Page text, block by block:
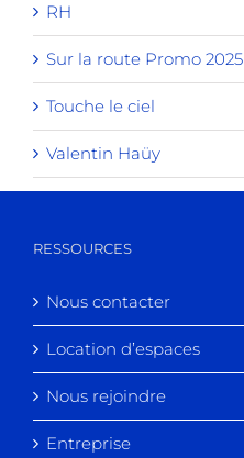
RH
Sur la route Promo 2025
Touche le ciel
Valentin Haüy
RESSOURCES
Nous contacter
Location d’espaces
Nous rejoindre
Entreprise